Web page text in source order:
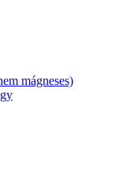
mágneses)